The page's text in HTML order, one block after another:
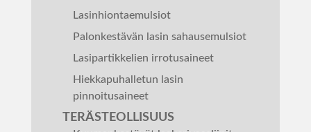
Lasinhiontaemulsiot
Palonkestävän lasin sahausemulsiot
Lasipartikkelien irrotusaineet
Hiekkapuhalletun lasin
pinnoitusaineet
TERÄSTEOLLISUUS